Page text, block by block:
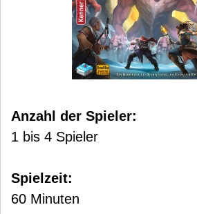
Anzahl der Spieler:
1 bis 4 Spieler
Spielzeit:
60 Minuten